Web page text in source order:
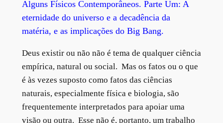
Alguns Físicos Contemporâneos. Parte Um: A
eternidade do universo e a decadência da
matéria, e as implicações do Big Bang.
Deus existir ou não não é tema de qualquer ciência
empírica, natural ou social. Mas os fatos ou o que
é às vezes suposto como fatos das ciências
naturais, especialmente física e biologia, são
frequentemente interpretados para apoiar uma
visão ou outra. Esse não é, portanto, um trabalho